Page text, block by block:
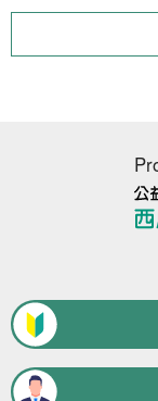
令和9年2月28
令和9年3月31
職種か
建設・土木・
警備
清掃・洗浄
団
西